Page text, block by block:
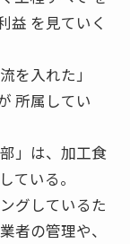
益 を見ていく
流を入れた」
所属してい
」は、加工食
ている。
グしているた
者の管理や、